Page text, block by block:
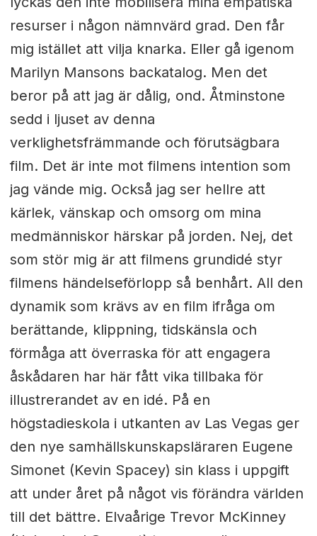
resurser i någon nämnvärd grad. Den får
mig istället att vilja knarka. Eller gå igenom
Marilyn Mansons backatalog. Men det
beror på att jag är dålig, ond. Åtminstone
sedd i ljuset av denna
verklighetsfrämmande och förutsägbara
film. Det är inte mot filmens intention som
jag vände mig. Också jag ser hellre att
kärlek, vänskap och omsorg om mina
medmänniskor härskar på jorden. Nej, det
som stör mig är att filmens grundidé styr
filmens händelseförlopp så benhårt. All den
dynamik som krävs av en film ifråga om
berättande, klippning, tidskänsla och
förmåga att överraska för att engagera
åskådaren har här fått vika tillbaka för
illustrerandet av en idé. På en
högstadieskola i utkanten av Las Vegas ger
den nye samhällskunskapsläraren Eugene
Simonet (Kevin Spacey) sin klass i uppgift
att under året på något vis förändra världen
till det bättre. Elvaårige Trevor McKinney